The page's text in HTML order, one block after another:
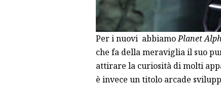
Per i nuovi abbiamoPlanet
che fa della meraviglia il suo
attirare la curiosità di molti
è invece un titolo arcade